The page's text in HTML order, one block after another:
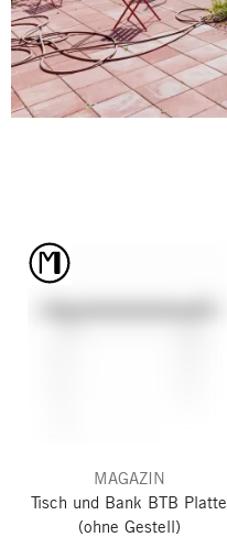
MAGAZIN
Tisch und Bank BTB Platte
(ohne Gestell)